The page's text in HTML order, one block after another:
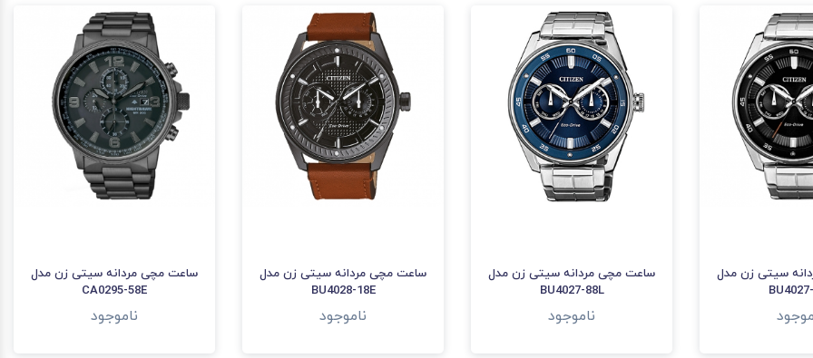
سیتی زن مدل
ساعت مچی مردانه سیتی زن مدل
BU4027-88L
ناموجود
ساعت مچی مردانه سیتی زن مدل
BU4028-18E
ناموجود
ساعت مچی مردانه سیتی زن مدل
CA0295-58E
ناموجود